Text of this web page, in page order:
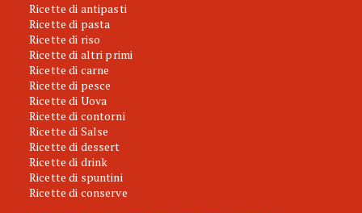
Ricette di antipasti
Ricette di pasta
Ricette di riso
Ricette di altri primi
Ricette di carne
Ricette di pesce
Ricette di Uova
Ricette di contorni
Ricette di Salse
Ricette di dessert
Ricette di drink
Ricette di spuntini
Ricette di conserve